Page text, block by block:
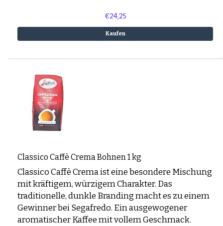
€24,25
Kaufen
Classico Caffè Crema Bohnen 1 kg
Classico Caffè Crema ist eine besondere Mischung
mit kräftigem, würzigem Charakter. Das
traditionelle, dunkle Branding macht es zu einem
Gewinner bei Segafredo. Ein ausgewogener
aromatischer Kaffee mit vollem Geschmack.